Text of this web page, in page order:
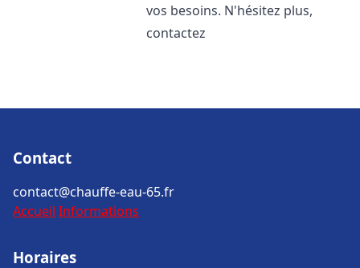
vos besoins. N'hésitez plus,
contactez
Contact
contact@chauffe-eau-65.fr
Accueil Informations
Horaires